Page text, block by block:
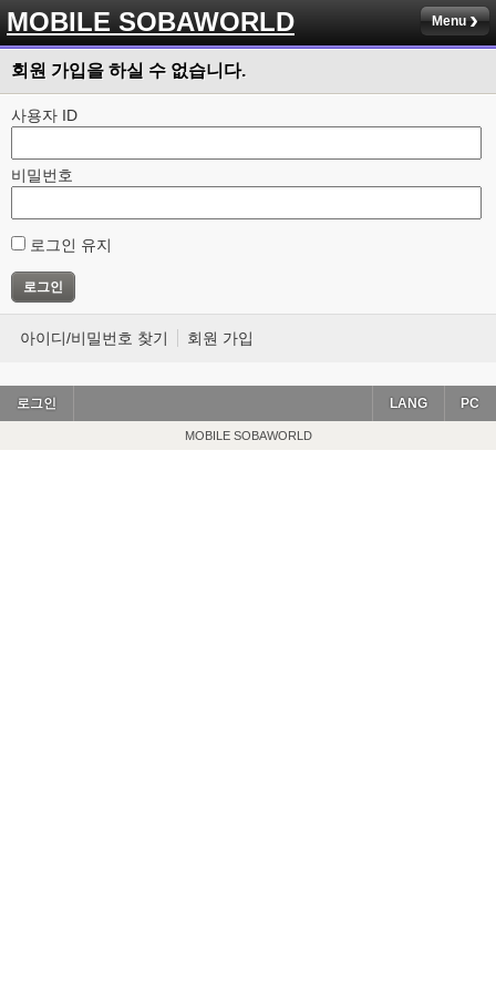
MOBILE SOBAWORLD Menu
회원 가입을 하실 수 없습니다.
사용자 ID
비밀번호
로그인 유지
아이디/비밀번호 찾기 회원 가입
로그인 PC
LANG
MOBILE SOBAWORLD